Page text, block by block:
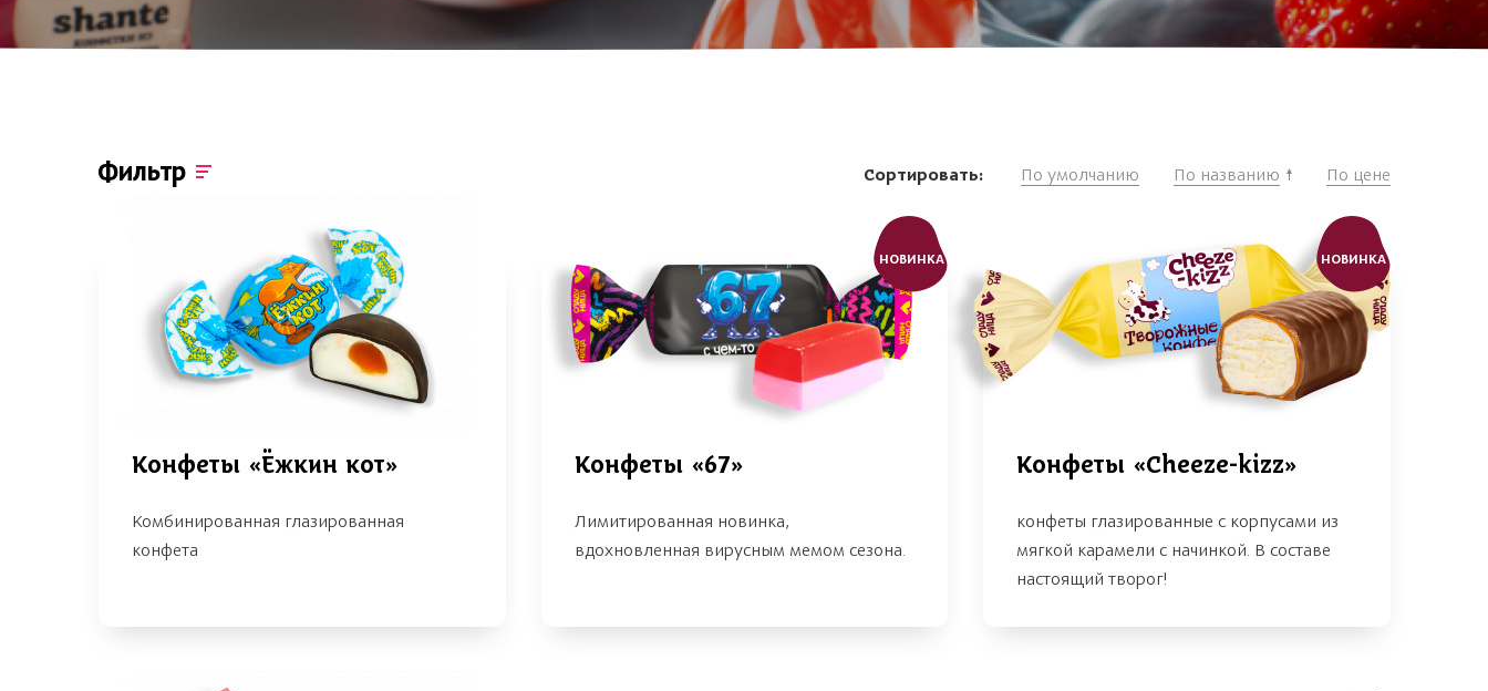
Фильтр Сортировать: По умолчанию По названию По цене
Конфеты «Ёжкин кот»
Комбинированная глазированная
конфета
НОВИНКА
Конфеты «67»
Лимитированная новинка,
вдохновленная вирусным мемом сезона.
НОВИНКА
Конфеты «Cheeze-kizz»
конфеты глазированные с корпусами из
мягкой карамели с начинкой. В составе
настоящий творог!